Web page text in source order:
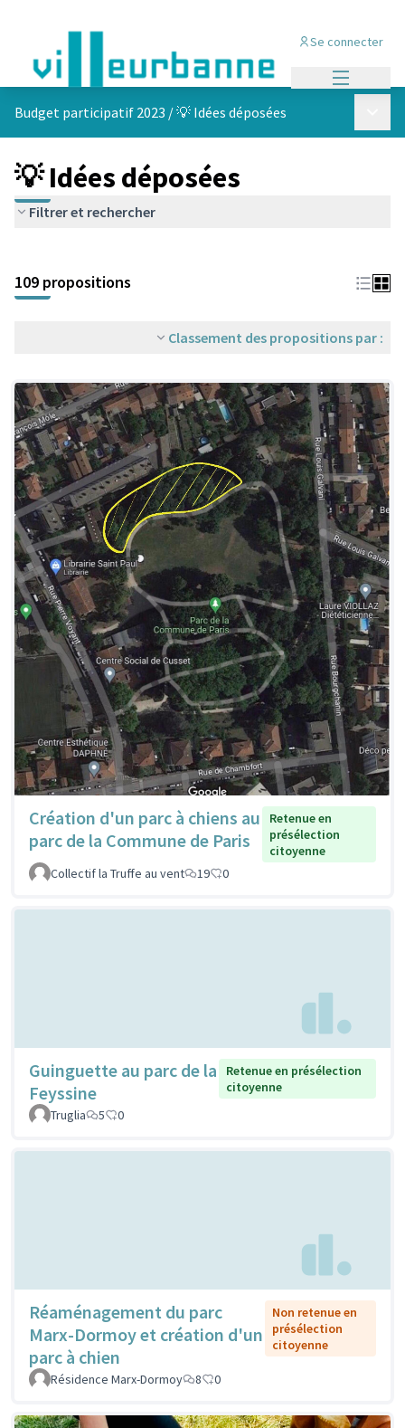
Se connecter
Budget participatif 2023 /💡 Idées déposées
💡 Idées déposées
Filtrer et rechercher
+
−
109 propositions
Classement des propositions par :
Création d'un parc à chiens au
parc de la Commune de Paris
Retenue en
présélection
citoyenne
Collectif la Truffe au vent
19 0
Guinguette au parc de la
Feyssine
Retenue en présélection
citoyenne
Truglia
5 0
Réaménagement du parc
Marx-Dormoy et création d'un
parc à chien
Non retenue en
présélection
citoyenne
Résidence Marx-Dormoy 8 0